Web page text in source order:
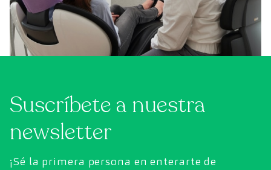
Suscríbete a nuestra
newsletter
¡Sé la primera persona en enterarte de